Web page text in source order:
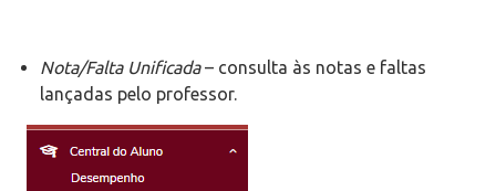
Nota/Falta Unificada– consulta às notas e faltas
lançadas pelo professor.